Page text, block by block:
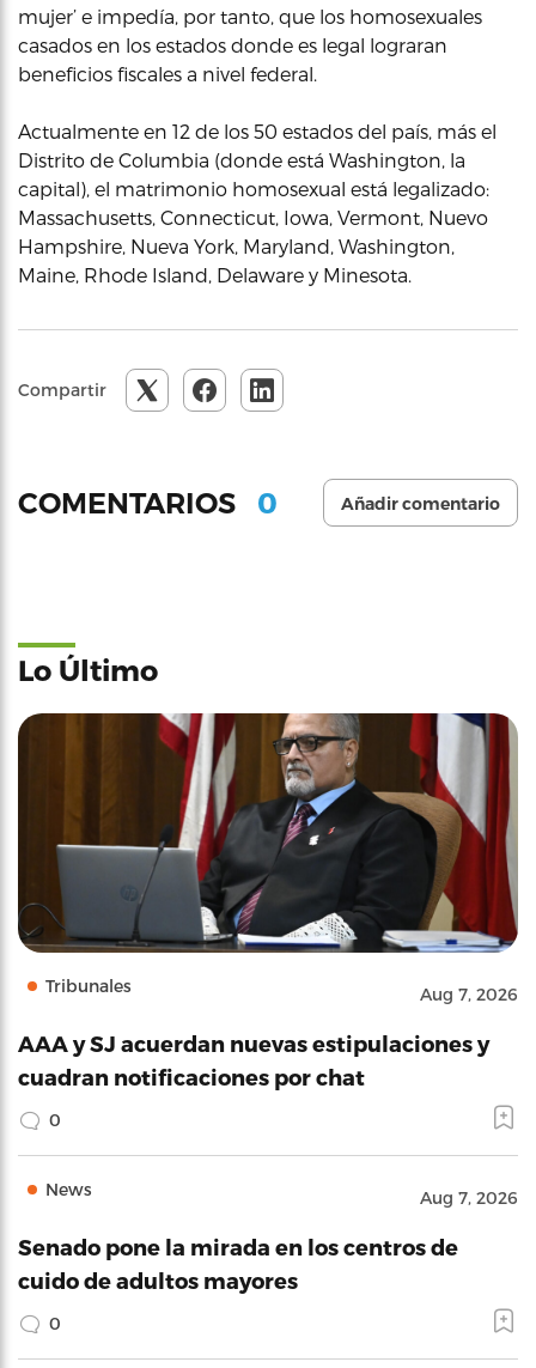
mujer’ e impedía, por tanto, que los homosexuales
casados en los estados donde es legal lograran
beneficios fiscales a nivel federal.
Actualmente en 12 de los 50 estados del país, más el
Distrito de Columbia (donde está Washington, la
capital), el matrimonio homosexual está legalizado:
Massachusetts, Connecticut, Iowa, Vermont, Nuevo
Hampshire, Nueva York, Maryland, Washington,
Maine, Rhode Island, Delaware y Minesota.
Compartir
COMENTARIOS 0 Añadir comentario
Lo Último
Tribunales Aug 7, 2026
AAA y SJ acuerdan nuevas estipulaciones y
cuadran notificaciones por chat
0
News Aug 7, 2026
Senado pone la mirada en los centros de
cuido de adultos mayores
0